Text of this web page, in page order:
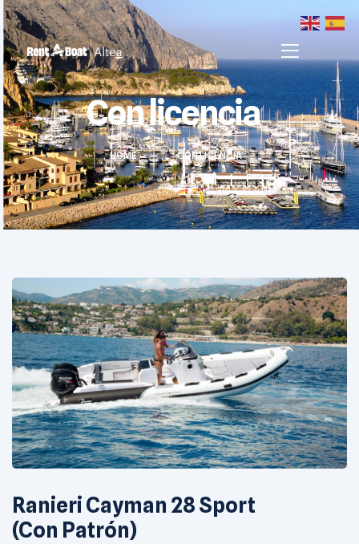
Con licencia
HOME > > CON LICENCIA
Ranieri Cayman 28 Sport
(Con Patrón)